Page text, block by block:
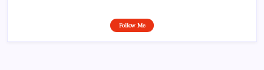
Follow Me